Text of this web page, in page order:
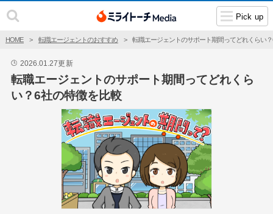
Pick up
🕒 2026.01.27更新
転職エージェントのサポート期間ってどれくら
い？6社の特徴を比較
HOME 転職エージェントのおすすめ 転職エージェントのサポート期間ってどれくらい